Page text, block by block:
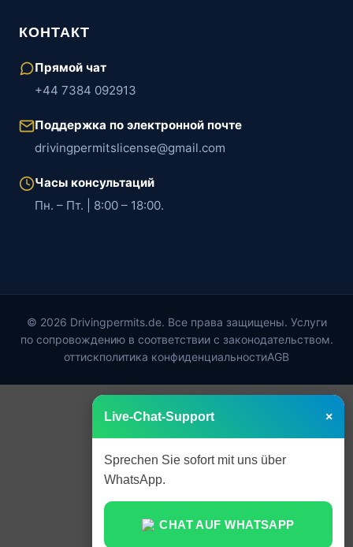
КОНТАКТ
Прямой чат
+44 7384 092913
Поддержка по электронной почте
drivingpermitslicense@gmail.com
Часы консультаций
Пн. – Пт. | 8:00 – 18:00.
© 2026 Drivingpermits.de. Все права защищены. Услуги
по сопровождению в соответствии с законодательством.
оттискполитика конфиденциальностиAGB
Live-Chat-Support ×
Sprechen Sie sofort mit uns über
WhatsApp.
CHAT AUF WHATSAPP